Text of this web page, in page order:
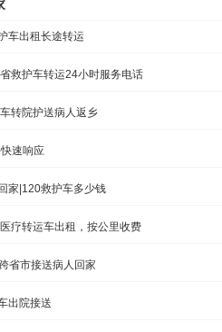
车出租长途转运
救护车转运24小时服务电话
转院护送病人返乡
速响应
家|120救护车多少钱
疗转运车出租，按公里收费
省市接送病人回家
出院接送